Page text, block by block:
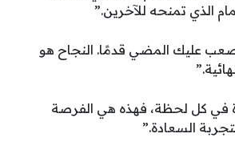
الذي تمنحه للآخرين.”
يصعب عليك المضي قدمًا. النجاح هو
في كل لحظة، فهذه هي الفرصة
السعادة.”